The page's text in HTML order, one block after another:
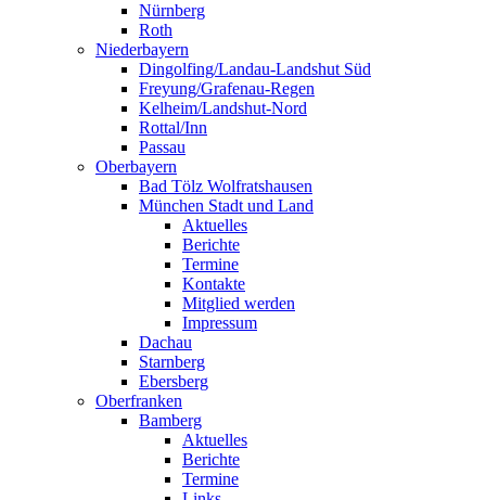
Nürnberg
Roth
Niederbayern
Dingolfing/Landau-Landshut Süd
Freyung/Grafenau-Regen
Kelheim/Landshut-Nord
Rottal/Inn
Passau
Oberbayern
Bad Tölz Wolfratshausen
München Stadt und Land
Aktuelles
Berichte
Termine
Kontakte
Mitglied werden
Impressum
Dachau
Starnberg
Ebersberg
Oberfranken
Bamberg
Aktuelles
Berichte
Termine